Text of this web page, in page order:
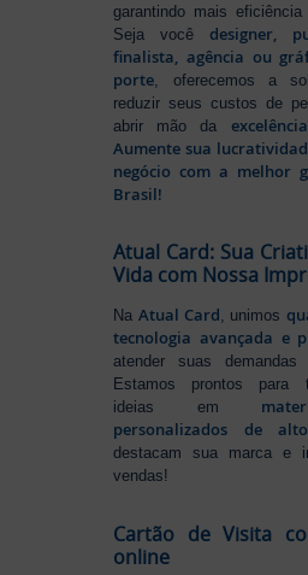
garantindo mais
Seja vocêdesigner,
finalista, agência ou
porte , oferecemos a
reduzir seus custos de
abrir mão da
Aumente sua
negócio com a melhor
Brasil!
Atual Card: Sua
Vida com Nossa
Na Atual Card, unimos
tecnologia avançada e
atender suas demandas
Estamos prontos para
ideias em
personalizados de
destacam sua marca e
vendas!
Cartão de Visita
online